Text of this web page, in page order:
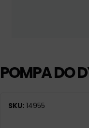
POMPA DO
SKU: 14955